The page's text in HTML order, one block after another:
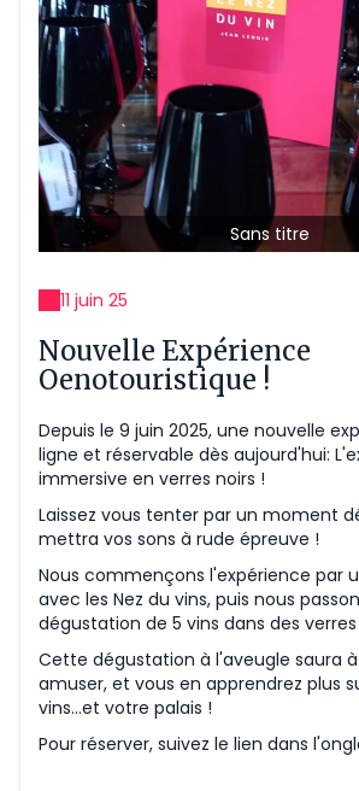
Sans titre
11 juin 25
Nouvelle Expérience
Oenotouristique !
Depuis le 9 juin 2025, une nouvelle
ligne et réservable dès aujourd'hui:
immersive en verres noirs !
Laissez vous tenter par un moment
mettra vos sons à rude épreuve !
Nous commençons l'expérience par
avec les Nez du vins, puis nous
dégustation de 5 vins dans des verres
Cette dégustation à l'aveugle saura
amuser, et vous en apprendrez plus
vins...et votre palais !
Pour réserver, suivez le lien dans